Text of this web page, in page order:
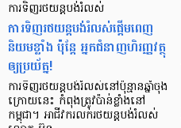
ការទិញ​រថយន្ត​បង់​រំលស់
ការ​ទិញ​រថយន្ត​បង់​រំលស់​ផ្តើម​ពេញ​
និយម​ខ្លាំង​ ប៉ុន្តែ អ្នកជំនាញ​ហិរញ្ញ​វត្ថុ​
ឲ្យ​ប្រយ័ត្ន!
ការ​ទិញ​រថយន្ត​បង់​រំលស់​នៅ​ប៉ុន្មាន​ឆ្នាំ​ចុង​
ក្រោយ​នេះ កំពុង​ត្រូវ​ប៉ាន់​ខ្លាំង​នៅ​
កម្ពុជា។ អាជីវករ​​លក់​រថយន្ត​បង់​រំលស់